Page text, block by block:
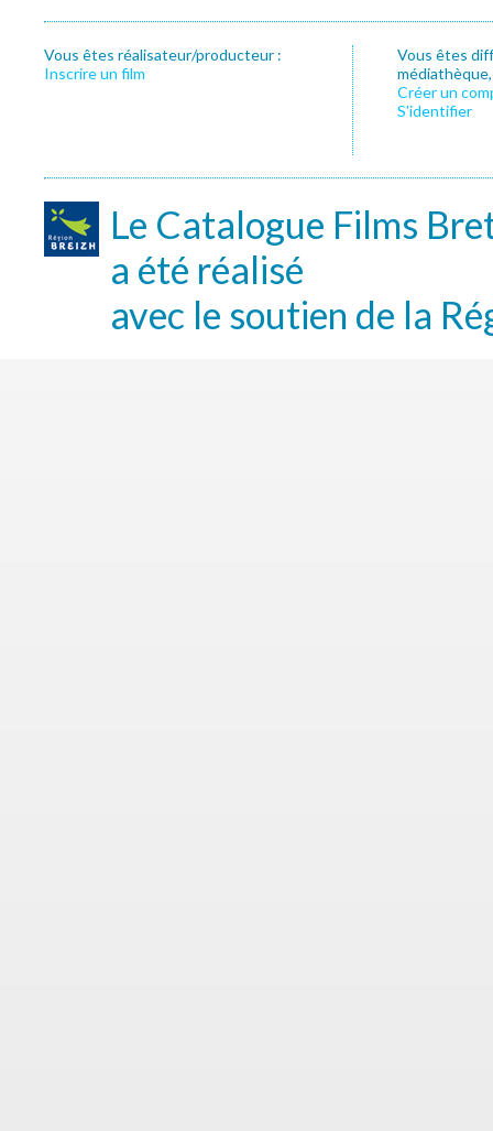
Vous êtes réalisateur/producteur :
Inscrire un film
Vous êtes
Créer un
S’identifier
Le Catalogue Films
a été réalisé
avec le soutien de la